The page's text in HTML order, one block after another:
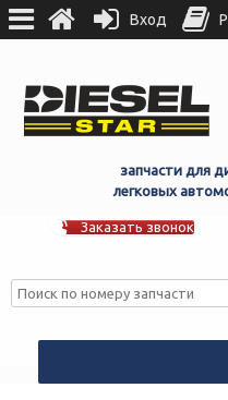
запчасти для
легковых
Заказать звонок
Вход